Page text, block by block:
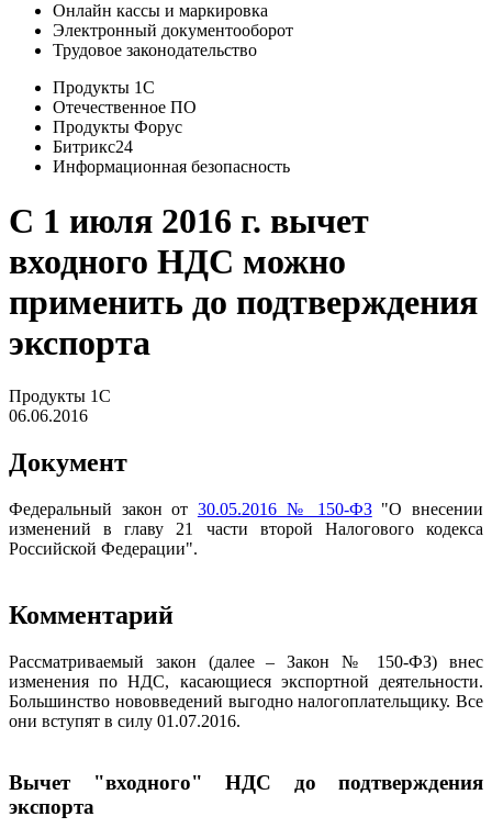
Онлайн кассы и маркировка
Электронный документооборот
Трудовое законодательство
Продукты 1С
Отечественное ПО
Продукты Форус
Битрикс24
Информационная безопасность
С 1 июля 2016 г. вычет
входного НДС можно
применить до подтверждения
экспорта
Продукты 1С
06.06.2016
Документ
Федеральный закон от 30.05.2016 № 150-ФЗ"О внесении
изменений в главу 21 части второй Налогового кодекса
Российской Федерации".
Комментарий
Рассматриваемый закон (далее – Закон № 150-ФЗ) внес
изменения по НДС, касающиеся экспортной деятельности.
Большинство нововведений выгодно налогоплательщику. Все
они вступят в силу 01.07.2016.
Вычет "входного" НДС до подтверждения
экспорта